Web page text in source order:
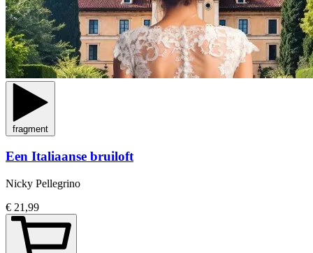
fragment
Een Italiaanse bruiloft
Nicky Pellegrino
€ 21,99